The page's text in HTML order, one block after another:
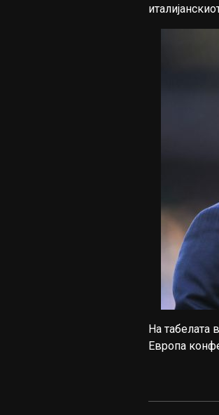
На табелата
Европа